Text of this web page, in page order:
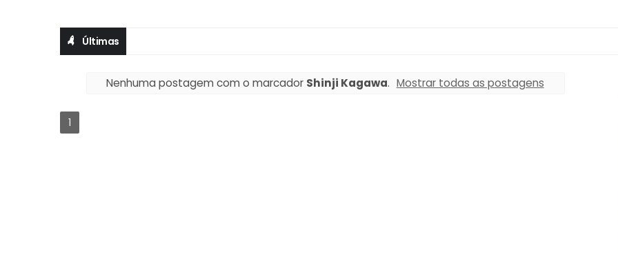
Últimas
Nenhuma postagem com o marcador Shinji Kagawa. Mostrar todas as postagens
1